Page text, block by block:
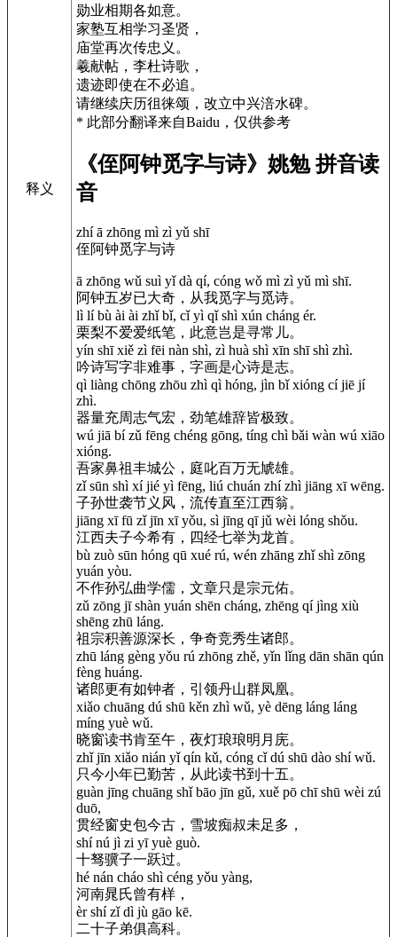
释义
勋业相期各如意。
家塾互相学习圣贤，
庙堂再次传忠义。
羲献帖，李杜诗歌，
遗迹即使在不必追。
请继续庆历徂徕颂，改立中兴涪水碑。
* 此部分翻译来自Baidu，仅供参考
《侄阿钟觅字与诗》姚勉 拼音读
音
zhí ā zhōng mì zì yǔ shī
侄阿钟觅字与诗
ā zhōng wǔ suì yǐ dà qí, cóng wǒ mì zì yǔ mì shī.
阿钟五岁已大奇，从我觅字与觅诗。
lì lí bù ài ài zhǐ bǐ, cǐ yì qǐ shì xún cháng ér.
栗梨不爱爱纸笔，此意岂是寻常儿。
yín shī xiě zì fēi nàn shì, zì huà shì xīn shī shì zhì.
吟诗写字非难事，字画是心诗是志。
qì liàng chōng zhōu zhì qì hóng, jìn bǐ xióng cí jiē jí
zhì.
器量充周志气宏，劲笔雄辞皆极致。
wú jiā bí zǔ fēng chéng gōng, tíng chì bǎi wàn wú xiāo
xióng.
吾家鼻祖丰城公，庭叱百万无虓雄。
zǐ sūn shì xí jié yì fēng, liú chuán zhí zhì jiāng xī wēng.
子孙世袭节义风，流传直至江西翁。
jiāng xī fū zǐ jīn xī yǒu, sì jīng qī jǔ wèi lóng shǒu.
江西夫子今希有，四经七举为龙首。
bù zuò sūn hóng qū xué rú, wén zhāng zhǐ shì zōng
yuán yòu.
不作孙弘曲学儒，文章只是宗元佑。
zǔ zōng jī shàn yuán shēn cháng, zhēng qí jìng xiù
shēng zhū láng.
祖宗积善源深长，争奇竞秀生诸郎。
zhū láng gèng yǒu rú zhōng zhě, yǐn lǐng dān shān qún
fèng huáng.
诸郎更有如钟者，引领丹山群凤凰。
xiǎo chuāng dú shū kěn zhì wǔ, yè dēng láng láng
míng yuè wǔ.
晓窗读书肯至午，夜灯琅琅明月庑。
zhǐ jīn xiǎo nián yǐ qín kǔ, cóng cǐ dú shū dào shí wǔ.
只今小年已勤苦，从此读书到十五。
guàn jīng chuāng shǐ bāo jīn gǔ, xuě pō chī shū wèi zú
duō,
贯经窗史包今古，雪坡痴叔未足多，
shí nú jì zi yī yuè guò.
十驽骥子一跃过。
hé nán cháo shì céng yǒu yàng,
河南晁氏曾有样，
èr shí zǐ dì jù gāo kē.
二十子弟俱高科。